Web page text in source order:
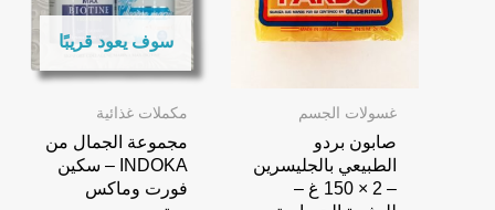
غسولات الجسم
صابون بردو
الطبيعي بالجليسرين
– 2 × 150 غ –
سوف يعود قريبًا
مكملات غذائية
مجموعة الجمال من
INDOKA – سكين
فورت وماكس